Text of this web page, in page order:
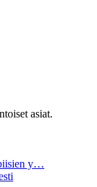
asiat.
y…